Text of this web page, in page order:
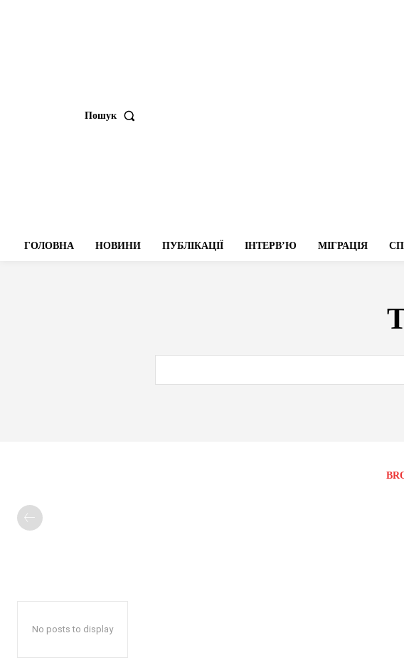
Пошук
ГОЛОВНА НОВИНИ ПУБЛІКАЦІЇ ІНТЕРВʼЮ МІГРАЦІЯ
No posts to display